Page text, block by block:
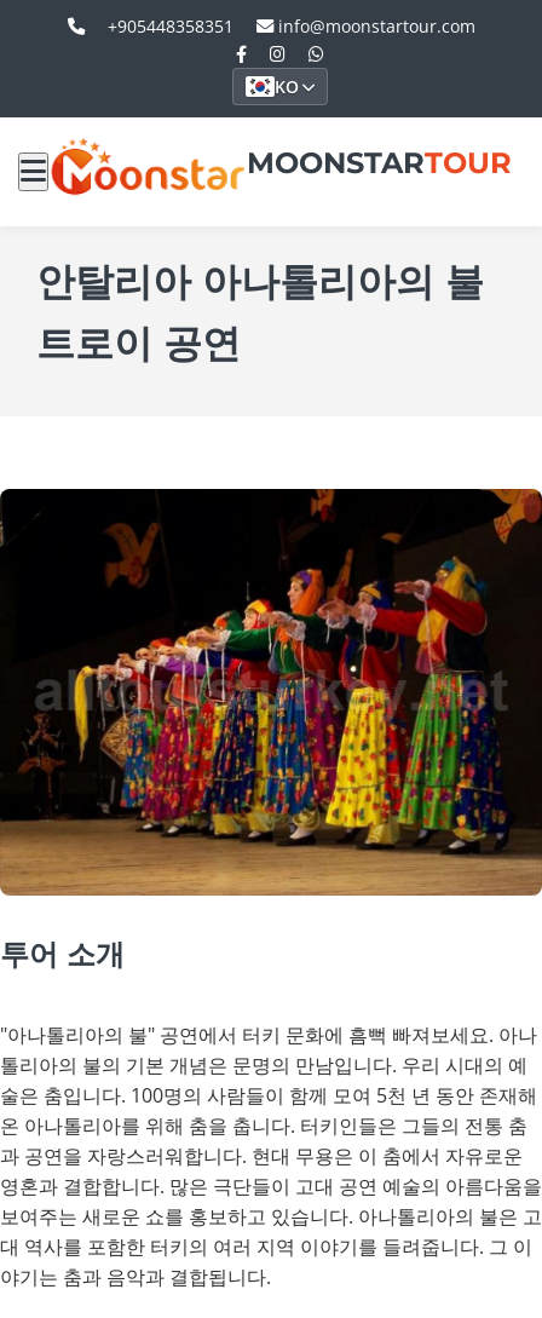
+905448358351 info@moonstartour.com
KO
MOONSTARTOUR
안탈리아 아나톨리아의 불
트로이 공연
투어 소개
"아나톨리아의 불" 공연에서 터키 문화에 흠뻑 빠져보세요. 아나
톨리아의 불의 기본 개념은 문명의 만남입니다. 우리 시대의 예
술은 춤입니다. 100명의 사람들이 함께 모여 5천 년 동안 존재해
온 아나톨리아를 위해 춤을 춥니다. 터키인들은 그들의 전통 춤
과 공연을 자랑스러워합니다. 현대 무용은 이 춤에서 자유로운
영혼과 결합합니다. 많은 극단들이 고대 공연 예술의 아름다움을
보여주는 새로운 쇼를 홍보하고 있습니다. 아나톨리아의 불은 고
대 역사를 포함한 터키의 여러 지역 이야기를 들려줍니다. 그 이
야기는 춤과 음악과 결합됩니다.